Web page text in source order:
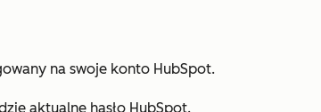
na swoje konto HubSpot.
aktualne hasło HubSpot.